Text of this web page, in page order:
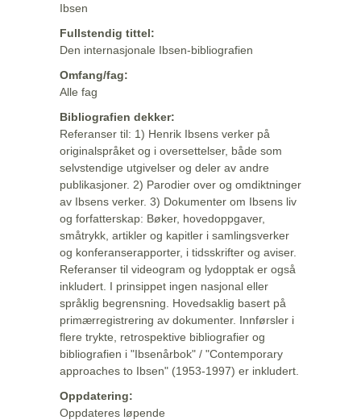
Ibsen
Fullstendig tittel:
Den internasjonale Ibsen-bibliografien
Omfang/fag:
Alle fag
Bibliografien dekker:
Referanser til: 1) Henrik Ibsens verker på
originalspråket og i oversettelser, både som
selvstendige utgivelser og deler av andre
publikasjoner. 2) Parodier over og omdiktninger
av Ibsens verker. 3) Dokumenter om Ibsens liv
og forfatterskap: Bøker, hovedoppgaver,
småtrykk, artikler og kapitler i samlingsverker
og konferanserapporter, i tidsskrifter og aviser.
Referanser til videogram og lydopptak er også
inkludert. I prinsippet ingen nasjonal eller
språklig begrensning. Hovedsaklig basert på
primærregistrering av dokumenter. Innførsler i
flere trykte, retrospektive bibliografier og
bibliografien i "Ibsenårbok" / "Contemporary
approaches to Ibsen" (1953-1997) er inkludert.
Oppdatering:
Oppdateres løpende